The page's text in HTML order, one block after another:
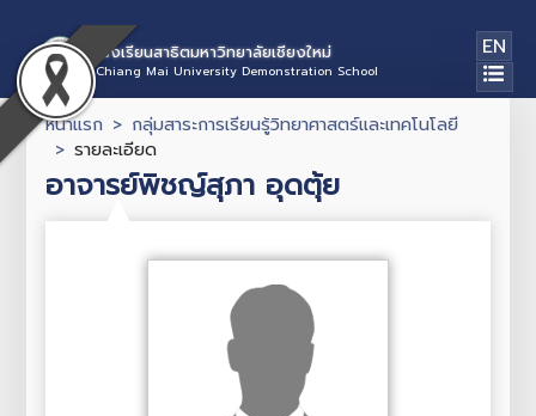
โรงเรียนสาธิตมหาวิทยาลัยเชียงใหม่
Chiang Mai University Demonstration School
EN
หน้าแรก
กลุ่มสาระการเรียนรู้วิทยาศาสตร์และเทคโนโลยี
รายละเอียด
อาจารย์พิชญ์สุภา อุดตุ้ย